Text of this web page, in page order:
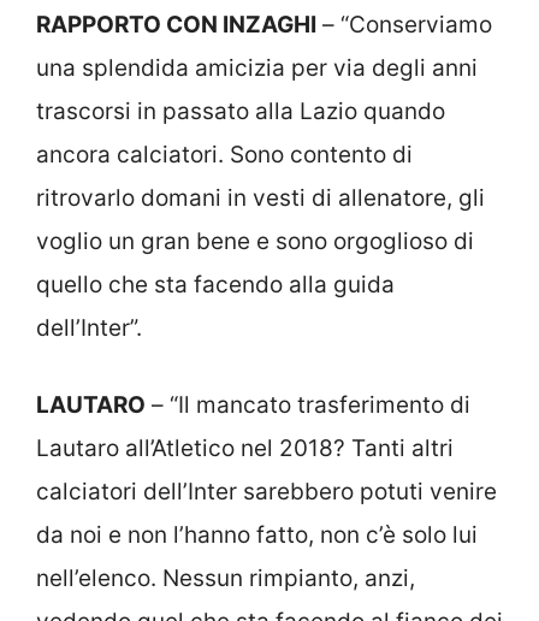
RAPPORTO CON INZAGHI – “Conserviamo
una splendida amicizia per via degli anni
trascorsi in passato alla Lazio quando
ancora calciatori. Sono contento di
ritrovarlo domani in vesti di allenatore, gli
voglio un gran bene e sono orgoglioso di
quello che sta facendo alla guida
dell’Inter”.
LAUTARO – “Il mancato trasferimento di
Lautaro all’Atletico nel 2018? Tanti altri
calciatori dell’Inter sarebbero potuti venire
da noi e non l’hanno fatto, non c’è solo lui
nell’elenco. Nessun rimpianto, anzi,